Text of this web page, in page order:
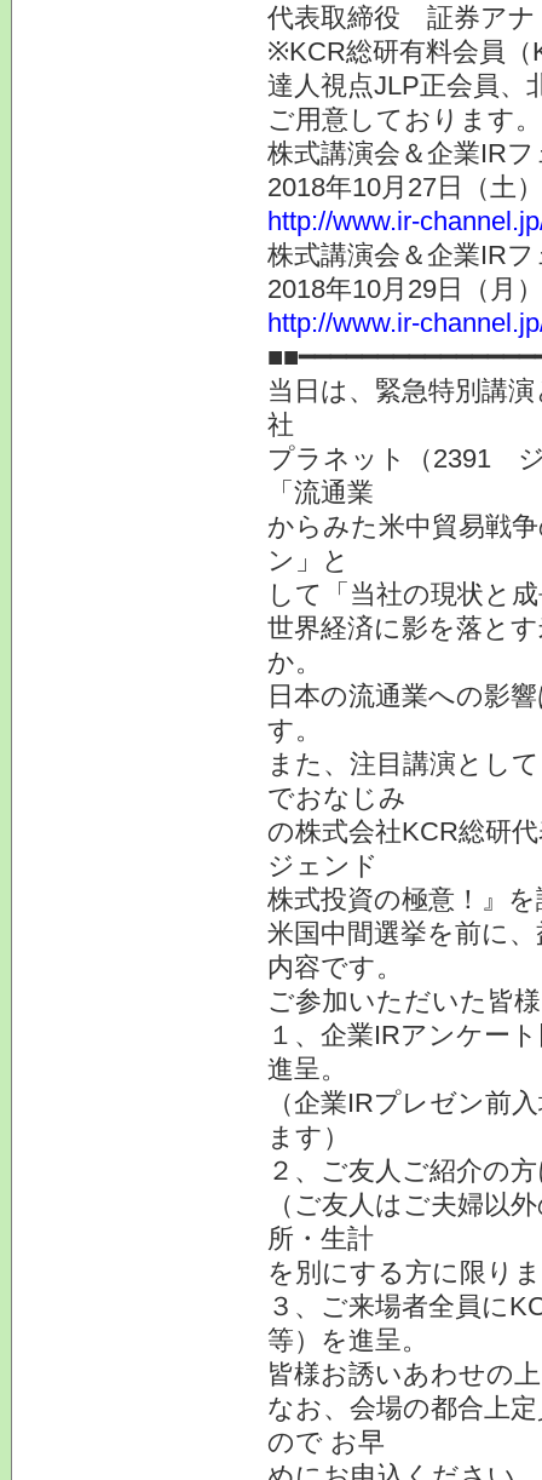
代表取締役 証券ア
※KCR総研有料会員（
達人視点JLP正会員、
ご用意しております。
株式講演会＆企業IR
2018年10月27日（
http://www.ir-
株式講演会＆企業IR
2018年10月29日（
http://www.ir-
当日は、緊急特別講
社
プラネット（2391
「流通業
からみた米中貿易戦
ン」と
して「当社の現状と
世界経済に影を落と
か。
日本の流通業への影
す。
また、注目講演とし
でおなじみ
の株式会社KCR総研
ジェンド
株式投資の極意！』
米国中間選挙を前に
内容です。
ご参加いただいた皆
１、企業IRアンケー
進呈。
（企業IRプレゼン前
ます）
２、ご友人ご紹介の
（ご友人はご夫婦以
所・生計
を別にする方に限り
３、ご来場者全員に
等）を進呈。
皆様お誘いあわせの
なお、会場の都合上
ので お早